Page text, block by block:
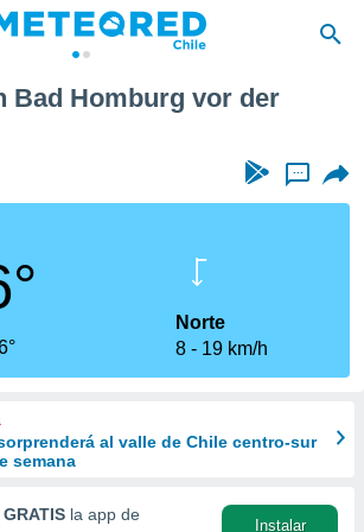
Bad Homburg vor der
...
Norte
8
19 km/h
al valle de Chile centro-sur
semana
GRATIS la app de
Instalar